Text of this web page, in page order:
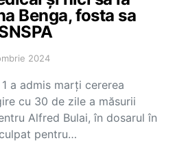
Benga, fosta sa
2024
a admis marţi cererea
cu 30 de zile a măsurii
Alfred Bulai, în dosarul în
pentru…